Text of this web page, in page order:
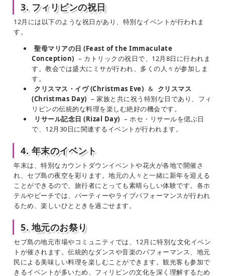
3. フィリピンの祝日
12月には以下のような祝日があり、特別なイベントが行われま
す。
聖母マリアの日 (Feast of the Immaculate
Conception) – カトリックの祝日で、12月8日に行われま
す。教会では盛大にミサが行われ、多くの人々が参加しま
す。
クリスマス・イヴ (Christmas Eve) & クリスマス
(Christmas Day) – 家族と共に祝う特別な日であり、フィ
リピンの伝統的な料理を楽しむ絶好の機会です。
リサール記念日 (Rizal Day) – ホセ・リサールを偲ぶ日
で、12月30日に関連するイベントが行われます。
4. 年末のイベント
年末は、特別なカウントダウンイベントや花火が各地で開催さ
れ、セブ島の夜空を彩ります。地元の人々と一緒に新年を迎える
ことができるので、旅行者にとっても素晴らしい体験です。各ホ
テルやビーチでは、パーティーやライブパフォーマンスが行われ
るため、楽しいひとときを過ごせます。
5. 地元のお祭り
セブ島の地元市場やコミュニティでは、12月に特別な文化イベン
トが催されます。伝統的なダンスや音楽のパフォーマンス、地元
民による美味しい料理を楽しむことができます。観光客も参加で
きるイベントが多いため、フィリピンの文化を深く理解するため